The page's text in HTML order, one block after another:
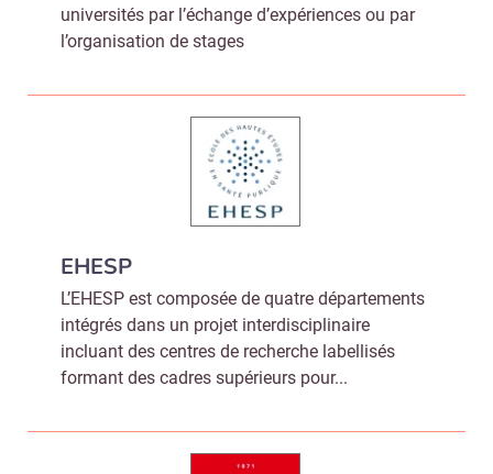
universités par l’échange d’expériences ou par
l’organisation de stages
EHESP
L’EHESP est composée de quatre départements
intégrés dans un projet interdisciplinaire
incluant des centres de recherche labellisés
formant des cadres supérieurs pour...